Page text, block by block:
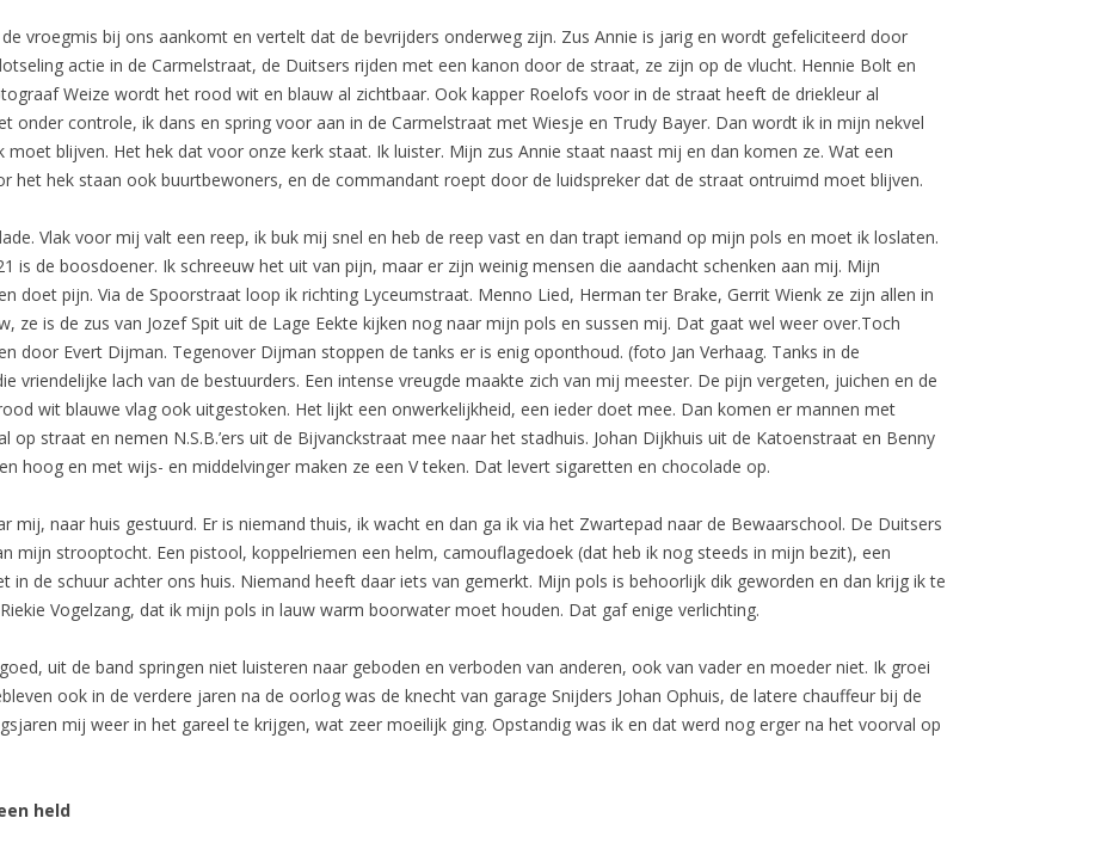
vroegmis bij ons aankomt en vertelt dat de bevrijders onderweg zijn. Zus Annie is jarig en wordt gefeliciteerd door
actie in de Carmelstraat, de Duitsers rijden met een kanon door de straat, ze zijn op de vlucht. Hennie Bolt en
Weize wordt het rood wit en blauw al zichtbaar. Ook kapper Roelofs voor in de straat heeft de driekleur al
onder controle, ik dans en spring voor aan in de Carmelstraat met Wiesje en Trudy Bayer. Dan wordt ik in mijn nekvel
blijven. Het hek dat voor onze kerk staat. Ik luister. Mijn zus Annie staat naast mij en dan komen ze. Wat een
het hek staan ook buurtbewoners, en de commandant roept door de luidspreker dat de straat ontruimd moet blijven.
Vlak voor mij valt een reep, ik buk mij snel en heb de reep vast en dan trapt iemand op mijn pols en moet ik loslaten.
is de boosdoener. Ik schreeuw het uit van pijn, maar er zijn weinig mensen die aandacht schenken aan mij. Mijn
doet pijn. Via de Spoorstraat loop ik richting Lyceumstraat. Menno Lied, Herman ter Brake, Gerrit Wienk ze zijn allen in
ze is de zus van Jozef Spit uit de Lage Eekte kijken nog naar mijn pols en sussen mij. Dat gaat wel weer over.Toch
door Evert Dijman. Tegenover Dijman stoppen de tanks er is enig oponthoud. (foto Jan Verhaag. Tanks in de
vriendelijke lach van de bestuurders. Een intense vreugde maakte zich van mij meester. De pijn vergeten, juichen en de
wit blauwe vlag ook uitgestoken. Het lijkt een onwerkelijkheid, een ieder doet mee. Dan komen er mannen met
straat en nemen N.S.B.’ers uit de Bijvanckstraat mee naar het stadhuis. Johan Dijkhuis uit de Katoenstraat en Benny
hoog en met wijs- en middelvinger maken ze een V teken. Dat levert sigaretten en chocolade op.
mij, naar huis gestuurd. Er is niemand thuis, ik wacht en dan ga ik via het Zwartepad naar de Bewaarschool. De Duitsers
mijn strooptocht. Een pistool, koppelriemen een helm, camouflagedoek (dat heb ik nog steeds in mijn bezit), een
de schuur achter ons huis. Niemand heeft daar iets van gemerkt. Mijn pols is behoorlijk dik geworden en dan krijg ik te
Vogelzang, dat ik mijn pols in lauw warm boorwater moet houden. Dat gaf enige verlichting.
uit de band springen niet luisteren naar geboden en verboden van anderen, ook van vader en moeder niet. Ik groei
ook in de verdere jaren na de oorlog was de knecht van garage Snijders Johan Ophuis, de latere chauffeur bij de
mij weer in het gareel te krijgen, wat zeer moeilijk ging. Opstandig was ik en dat werd nog erger na het voorval op
held